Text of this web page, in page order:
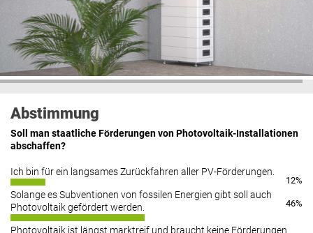
Abstimmung
Soll man staatliche Förderungen von Photovoltaik-Installationen
abschaffen?
Ich bin für ein langsames Zurückfahren aller PV-Förderungen.
12%
Solange es Subventionen von fossilen Energien gibt soll auch
Photovoltaik gefördert werden.
46%